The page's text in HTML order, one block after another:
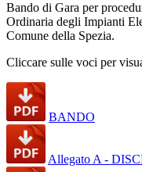
Bando di Gara per
Ordinaria degli Impianti
Comune della Spezia.
Cliccare sulle voci per
BANDO
Allegato A -